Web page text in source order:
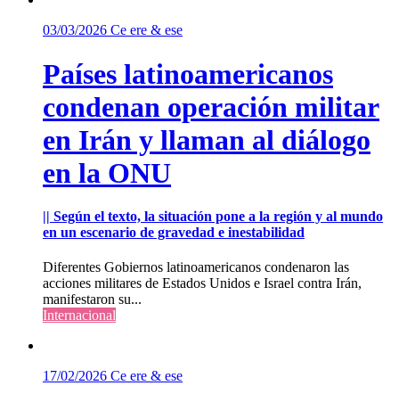
03/03/2026 Ce ere & ese
Países latinoamericanos
condenan operación militar
en Irán y llaman al diálogo
en la ONU
|| Según el texto, la situación pone a la región y al mundo
en un escenario de gravedad e inestabilidad
Diferentes Gobiernos latinoamericanos condenaron las
acciones militares de Estados Unidos e Israel contra Irán,
manifestaron su...
Internacional
17/02/2026 Ce ere & ese